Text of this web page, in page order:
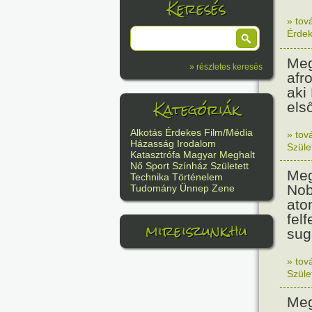
Keresés
» részletes keresés
Kategóriák
Alkotás Érdekes Film/Média
Házasság Irodalom
Katasztrófa Magyar Meghalt
Nő Sport Színház Született
Technika Történelem
Tudomány Ünnep Zene
mireiszunk.hu
»
aki
»
»